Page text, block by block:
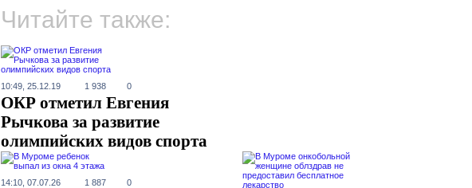
Читайте также:
10:49, 25.12.19 1 938 0
ОКР отметил Евгения
Рычкова за развитие
олимпийских видов спорта
14:10, 07.07.26 1 887 0